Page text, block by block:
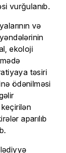
vurğulanıb.
və
ekoloji
təsiri
ödənilməsi
keçirilən
aparılıb